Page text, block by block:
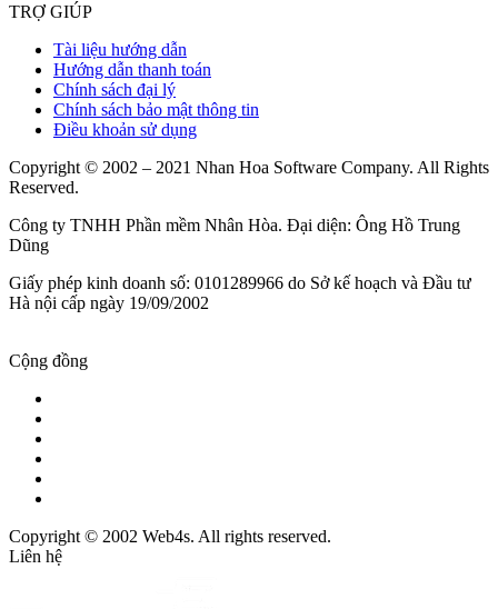
TRỢ GIÚP
Tài liệu hướng dẫn
Hướng dẫn thanh toán
Chính sách đại lý
Chính sách bảo mật thông tin
Điều khoản sử dụng
Copyright © 2002 – 2021 Nhan Hoa Software Company. All Rights
Reserved.
Công ty TNHH Phần mềm Nhân Hòa. Đại diện: Ông Hồ Trung
Dũng
Giấy phép kinh doanh số: 0101289966 do Sở kế hoạch và Đầu tư
Hà nội cấp ngày 19/09/2002
Cộng đồng
Copyright © 2002 Web4s. All rights reserved.
Liên hệ